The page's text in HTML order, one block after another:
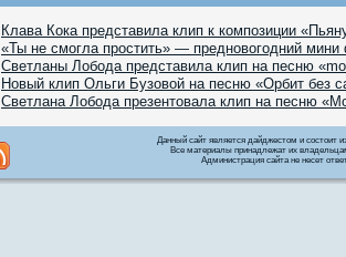
Клава Кока представила клип к композиции
«Ты не смогла простить» — предновогодний
Светланы Лобода представила клип на песню
Новый клип Ольги Бузовой на песню «Орбит без
Светлана Лобода презентовала клип на песню
Данный сайт является дайджестом и состоит
Все материалы принадлежат их
Администрация сайта не несет